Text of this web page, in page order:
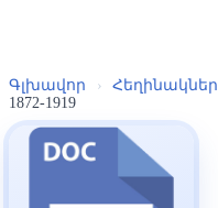
Գլխավոր › Հեղինակներ
1872-1919